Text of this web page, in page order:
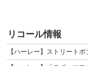
リコール情報
【ハーレー】ストリート